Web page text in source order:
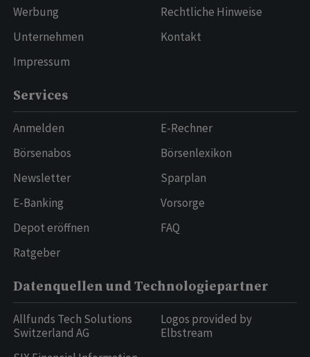
Werbung
Unternehmen
Impressum
Rechtliche Hinweise
Kontakt
Services
Anmelden
Börsenabos
Newsletter
E-Banking
Depot eröffnen
Ratgeber
E-Rechner
Börsenlexikon
Sparplan
Vorsorge
FAQ
Datenquellen und Technologiepartner
Allfunds Tech Solutions
Switzerland AG
Logos provided by
Elbstream